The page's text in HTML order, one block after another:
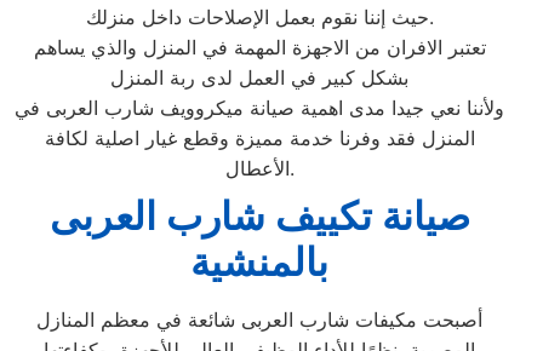
حيث إننا نقوم بعمل الإصلاحات داخل منزلك.
تعتبر الافران من الاجهزة المهمة في المنزل والذي يساهم
بشكل كبير في العمل لدى ربة المنزل
ولأننا نعي جيدا مدى اهمية صيانة ميكروويف شارب العربى في
المنزل فقد وفرنا خدمة مميزة وقطع غيار اصلية لكافة
الأعطال.
صيانة تكييف شارب العربى
بالمنشية
أصبحت مكيفات شارب العربى شائعة في معظم المنازل